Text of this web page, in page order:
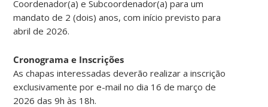
Coordenador(a) e Subcoordenador(a) para um
mandato de 2 (dois) anos, com início previsto para
abril de 2026.
Cronograma e Inscrições
As chapas interessadas deverão realizar a inscrição
exclusivamente por e-mail no dia 16 de março de
2026 das 9h às 18h.